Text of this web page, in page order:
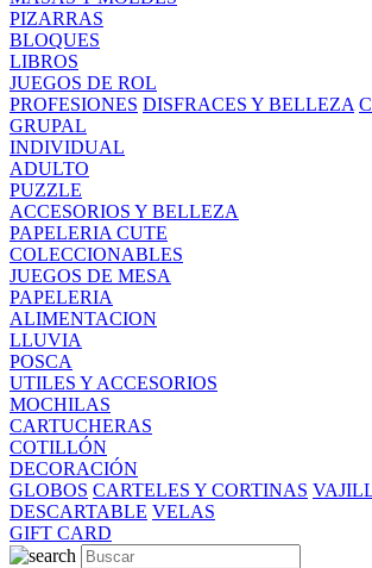
PIZARRAS
BLOQUES
LIBROS
JUEGOS DE ROL
PROFESIONES DISFRACES Y BELLEZA
GRUPAL
INDIVIDUAL
ADULTO
PUZZLE
ACCESORIOS Y BELLEZA
PAPELERIA CUTE
COLECCIONABLES
JUEGOS DE MESA
PAPELERIA
ALIMENTACION
LLUVIA
POSCA
UTILES Y ACCESORIOS
MOCHILAS
CARTUCHERAS
COTILLÓN
DECORACIÓN
GLOBOS CARTELES Y CORTINAS
DESCARTABLE VELAS
GIFT CARD